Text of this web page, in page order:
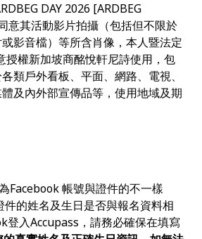
DAY 2026 [ARDBEG
意其活動影片拍攝（包括但不限於
影音檔）等所含肖像，本人暨法定
授權新加坡商酩悅軒尼詩使用，包
類戶外看板、平面、網路、電視、
及內外部宣傳品等，使用地域及期
Facebook 帳號與證件的不一樣
的姓名及生日是否與報名資料相
登入Accupass，請務必確保在填寫